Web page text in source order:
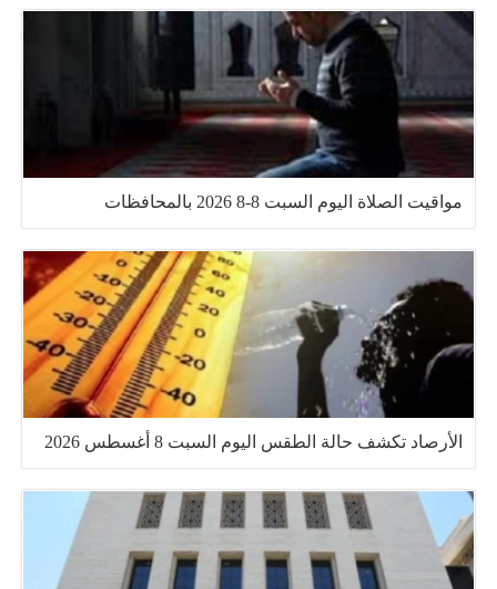
مواقيت الصلاة اليوم السبت 8-8 2026 بالمحافظات
الأرصاد تكشف حالة الطقس اليوم السبت 8 أغسطس 2026